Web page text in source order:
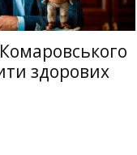
здорових